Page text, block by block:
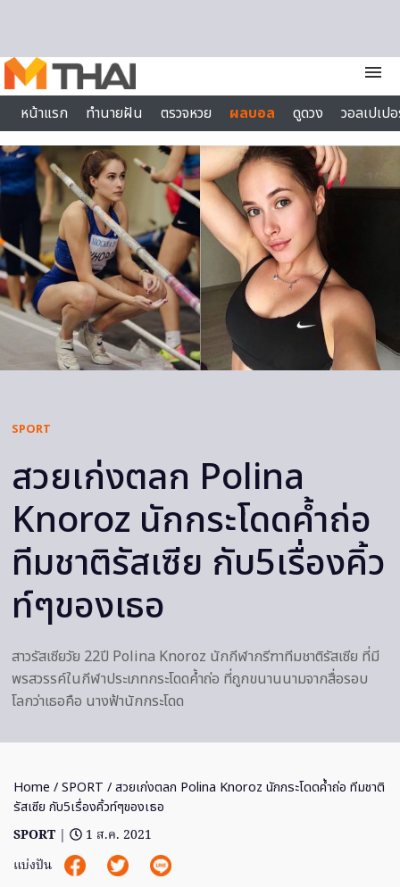
menu
หน้าแรก
ทำนายฝัน ตรวจหวย ผลบอล ดูดวง
วอลเปเป
ไลฟ์สไตล์
SPORT
สวยเก่งตลก Polina
Knoroz นักกระโดดค้ำถ่อ
ทีมชาติรัสเซีย กับ5เรื่องคิ้ว
ท์ๆของเธอ
สาวรัสเซียวัย 22ปี Polina Knoroz นักกีฬากรีฑาทีมชาติรัสเซีย ที่มี
พรสวรรค์ในกีฬาประเภทกระโดดค้ำถ่อ ที่ถูกขนานนามจากสื่อรอบ
โลกว่าเธอคือ นางฟ้านักกระโดด
Home /SPORT / สวยเก่งตลก Polina Knoroz นักกระโดดค้ำถ่อ ทีมชาติ
รัสเซีย กับ5เรื่องคิ้วท์ๆของเธอ
SPORT |
1 ส.ค. 2021
แบ่งปัน